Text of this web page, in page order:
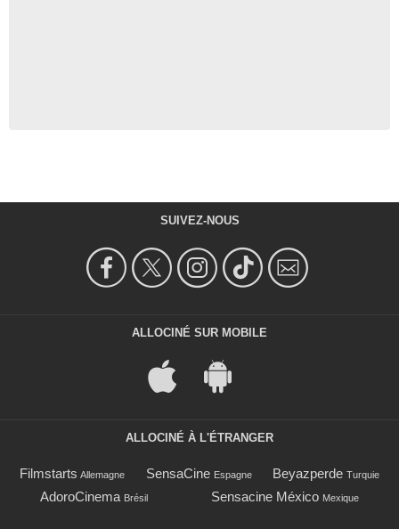
SUIVEZ-NOUS
ALLOCINÉ SUR MOBILE
ALLOCINÉ À L'ÉTRANGER
Filmstarts Allemagne SensaCine Espagne Beyazperde Turquie
AdoroCinema Brésil Sensacine México Mexique